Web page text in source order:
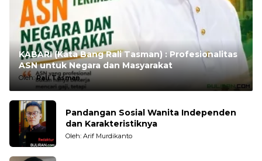
KABARI (Kata Bang Rali Tasman) : Profesionalitas
ASN untuk Negara dan Masyarakat
Oleh:Rali Tasman
Pandangan Sosial Wanita Independen
dan Karakteristiknya
Oleh: Arif Murdikanto